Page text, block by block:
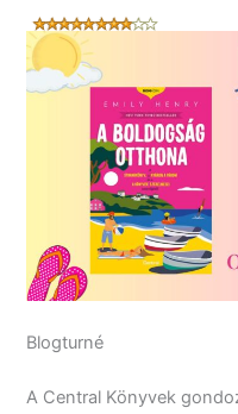
Blogturné
A Central Könyvek